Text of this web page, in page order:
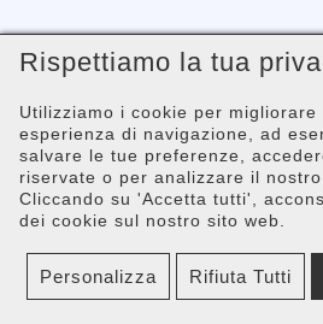
Rispettiamo la tua
Utilizziamo i cookie per migliorare
esperienza di navigazione, ad
salvare le tue preferenze,
riservate o per analizzare il nostro
Cliccando su 'Accetta tutti',
dei cookie sul nostro sito web.
Personalizza Rifiuta Tutti
Warning
: include(./whatsapp/
open stream: No such file or
/gopanel/sites/superenal8.com/
44
Warning: include(): Failed opening
(include_path='.:/usr/share/php') in
/gopanel/sites/superenal8.com/